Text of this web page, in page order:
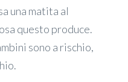
una matita al
questo produce.
sono a rischio,